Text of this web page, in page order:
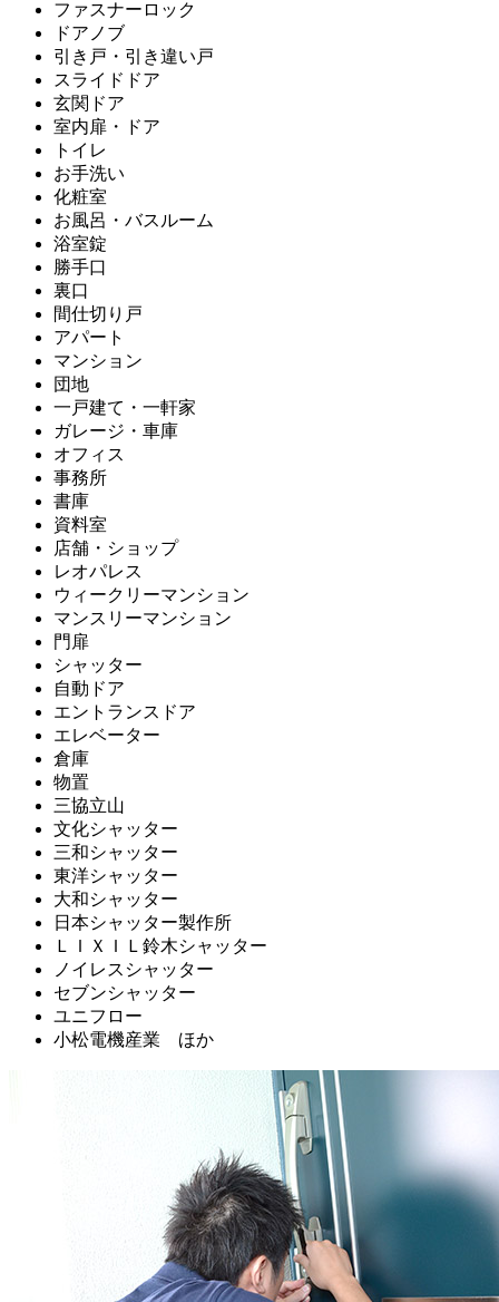
ファスナーロック
ドアノブ
引き戸・引き違い戸
スライドドア
玄関ドア
室内扉・ドア
トイレ
お手洗い
化粧室
お風呂・バスルーム
浴室錠
勝手口
裏口
間仕切り戸
アパート
マンション
団地
一戸建て・一軒家
ガレージ・車庫
オフィス
事務所
書庫
資料室
店舗・ショップ
レオパレス
ウィークリーマンション
マンスリーマンション
門扉
シャッター
自動ドア
エントランスドア
エレベーター
倉庫
物置
三協立山
文化シャッター
三和シャッター
東洋シャッター
大和シャッター
日本シャッター製作所
ＬＩＸＩＬ鈴木シャッター
ノイレスシャッター
セブンシャッター
ユニフロー
小松電機産業 ほか